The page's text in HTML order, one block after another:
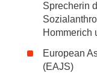
Sprecherin
Hommerich
European
(EAJS)